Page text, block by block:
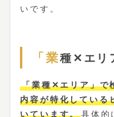
いです。
「業種✕エ
「業種✕エリア」で
内容が特化している
いています。具体的